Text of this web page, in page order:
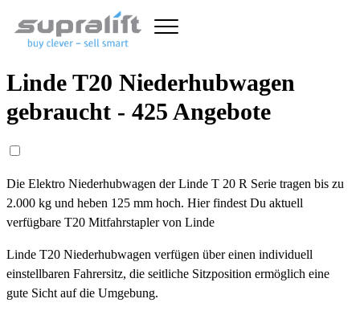
Linde T20 Niederhubwagen
gebraucht - 425 Angebote
Die Elektro Niederhubwagen der Linde T 20 R Serie tragen bis zu
2.000 kg und heben 125 mm hoch. Hier findest Du aktuell
verfügbare T20 Mitfahrstapler von Linde
Linde T20 Niederhubwagen verfügen über einen individuell
einstellbaren Fahrersitz, die seitliche Sitzposition ermöglich eine
gute Sicht auf die Umgebung.